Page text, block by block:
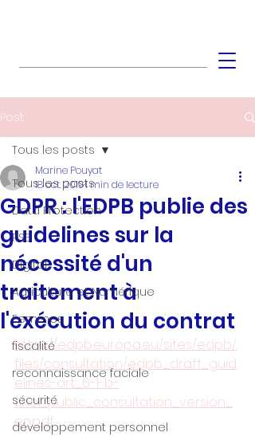
Post
Tous les posts
Data Protection
RSE
Digital
Agriculture et Numérique
Femmes
fiscalité
reconnaissance faciale
sécurité
développement personnel
Tous les posts
GDPR : l'EDPB publie des
guidelines sur la
nécessité d'un
traitement à
l'exécution du contrat
Marine Pouyat
18 oct. 20191 min de lecture
https://edpb.europa.eu/sites/edpb/
files/consultation/edpb_draft_guid
elines-art_6-1-b-
final_public_consultation_version_
en.pdf